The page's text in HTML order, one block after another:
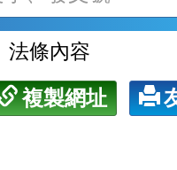
法條內容
複製網址